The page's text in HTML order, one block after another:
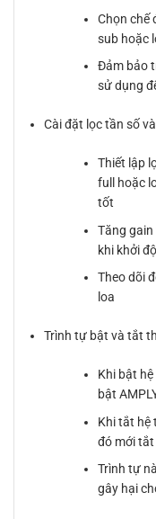
Chọn chế
sub hoặc
Đảm bảo
sử dụng
Cài đặt lọc tần số
Thiết lập
full hoặc
tốt
Tăng
khi khởi
Theo dõi
loa
Trình tự bật và tắt
Khi bật
bật
Khi tắt hệ
đó mới
Trình tự
gây hại